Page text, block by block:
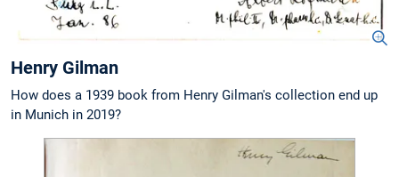
Henry Gilman
How does a 1939 book from Henry Gilman's collection end up
in Munich in 2019?